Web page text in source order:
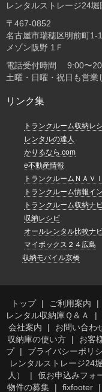
レンタルストレージ24堀
〒467-0852
名古屋市瑞穂区明前町1-
メゾン阪野 1Ｆ
電話受付時間 9:00〜
土曜・日曜・祝日も営業
リンク集
トランクルーム収納レ
レンタルの達人
かりるなら.com
e不動産情報
トランクルームＮＡＶＩ
トランクルーム情報イ
トランクルーム収納ナ
収納レシピ
オールレンタル比較ナ
マイボックス２４広島
収納モバイル京橋
トップ ご利用案内
レンタル収納庫Ｑ＆Ａ
会社案内
お問い合わ
収納庫の使い方
お客
プ
プライバシーポリ
レンタルストレージ24
人）
仮お申込みフォ
物件の募集
fixfooter